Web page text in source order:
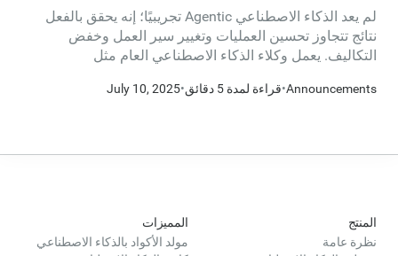
لم يعد الذكاء الاصطناعي Agentic تجريبيًا؛ إنه يحقق بالفعل
نتائج تتجاوز تحسين العمليات وتغيير سير العمل وخفض
التكاليف. يعمل وكلاء الذكاء الاصطناعي العام مثل
مستقل مع المهام والروتينات بأكملها، حتى التعرف على وقت
الويب والتطبيقات والخدمات.
Announcements
•قراءة لمدة 5 دقائق •
July 10, 2025
المنتج
نظرة عامة
المميزات
مولد الأكواد بالذكاء الاصطناعي